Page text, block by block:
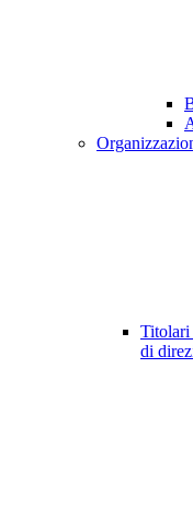
Titolari
di